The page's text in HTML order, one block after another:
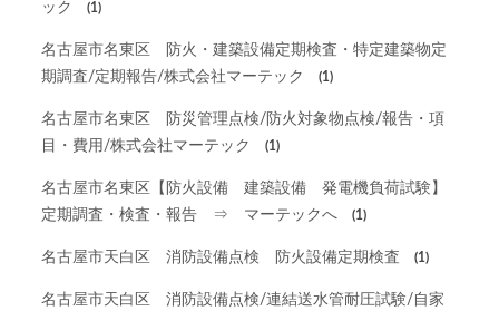
ック
(1)
名古屋市名東区 防火・建築設備定期検査・特定建築物定
期調査/定期報告/株式会社マーテック
(1)
名古屋市名東区 防災管理点検/防火対象物点検/報告・項
目・費用/株式会社マーテック
(1)
名古屋市名東区【防火設備 建築設備 発電機負荷試験】
定期調査・検査・報告 ⇒ マーテックへ
(1)
名古屋市天白区 消防設備点検 防火設備定期検査 (1)
名古屋市天白区 消防設備点検/連結送水管耐圧試験/自家